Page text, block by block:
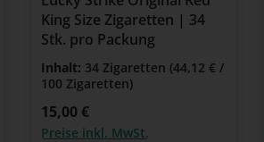
King Size Zigaretten | 34
Stk. pro Packung
Inhalt: 34 Zigaretten (44,12 € /
100 Zigaretten)
Regulärer Preis:
15,00 €
Preise inkl. MwSt.